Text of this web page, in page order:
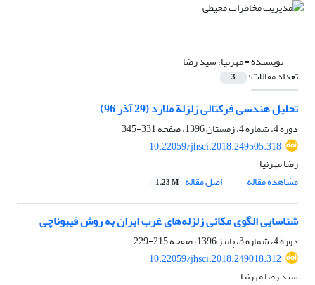
نویسنده =مهرنیا، سید رضا
تعداد مقالات: 3
تحلیل هندسی فرکتالی زلزلة ملارد (29 آذر 96)
دوره 4، شماره 4، زمستان 1396، صفحه
331-345
10.22059/jhsci.2018.249505.318
رضا مهرنیا
مشاهده مقاله
اصل مقاله 1.23 M
شناسایی الگوی مکانی زلزله‌های غرب ایران به روش فیبوناچی
دوره 4، شماره 3، پاییز 1396، صفحه
215-229
10.22059/jhsci.2018.249018.312
سید رضا مهرنیا